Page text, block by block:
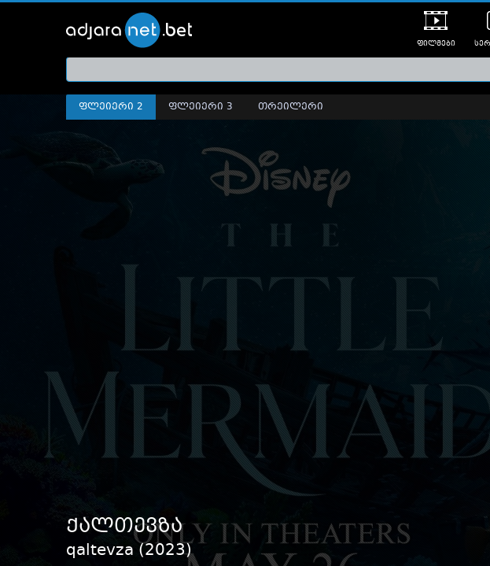
ფილმები
თრეილერები
ფლეიერი 2 ფლეიერი 3 თრეილერი
ქალთევზა
qaltevza (2023)